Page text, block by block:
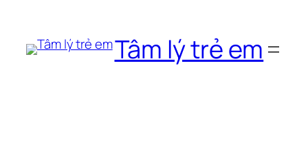
phần
Tâm lý trẻ em